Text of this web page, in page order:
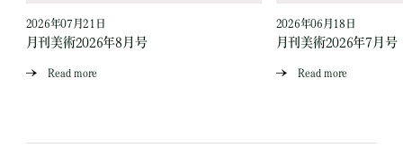
2026年07月21日
月刊美術2026年8月号
Read more
2026年06月18日
月刊美術2026年7月号
Read more